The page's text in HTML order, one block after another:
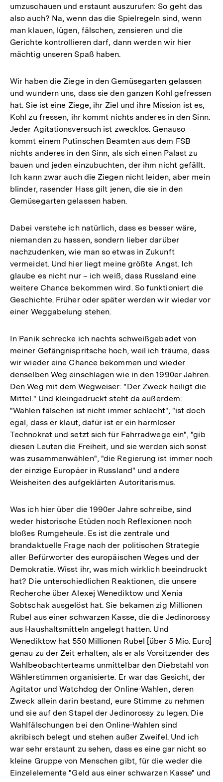
umzuschauen und erstaunt auszurufen: So geht das
also auch? Na, wenn das die Spielregeln sind, wenn
man klauen, lügen, fälschen, zensieren und die
Gerichte kontrollieren darf, dann werden wir hier
mächtig unseren Spaß haben.
Wir haben die Ziege in den Gemüsegarten gelassen
und wundern uns, dass sie den ganzen Kohl gefressen
hat. Sie ist eine Ziege, ihr Ziel und ihre Mission ist es,
Kohl zu fressen, ihr kommt nichts anderes in den Sinn.
Jeder Agitationsversuch ist zwecklos. Genauso
kommt einem Putinschen Beamten aus dem FSB
nichts anderes in den Sinn, als sich einen Palast zu
bauen und jeden einzubuchten, der ihm nicht gefällt.
Ich kann zwar auch die Ziegen nicht leiden, aber mein
blinder, rasender Hass gilt jenen, die sie in den
Gemüsegarten gelassen haben.
Dabei verstehe ich natürlich, dass es besser wäre,
niemanden zu hassen, sondern lieber darüber
nachzudenken, wie man so etwas in Zukunft
vermeidet. Und hier liegt meine größte Angst. Ich
glaube es nicht nur – ich weiß, dass Russland eine
weitere Chance bekommen wird. So funktioniert die
Geschichte. Früher oder später werden wir wieder vor
einer Weggabelung stehen.
In Panik schrecke ich nachts schweißgebadet von
meiner Gefängnispritsche hoch, weil ich träume, dass
wir wieder eine Chance bekommen und wieder
denselben Weg einschlagen wie in den 1990er Jahren.
Den Weg mit dem Wegweiser: "Der Zweck heiligt die
Mittel." Und kleingedruckt steht da außerdem:
"Wahlen fälschen ist nicht immer schlecht", "ist doch
egal, dass er klaut, dafür ist er ein harmloser
Technokrat und setzt sich für Fahrradwege ein", "gib
diesen Leuten die Freiheit, und sie werden sich sonst
was zusammenwählen", "die Regierung ist immer noch
der einzige Europäer in Russland" und andere
Weisheiten des aufgeklärten Autoritarismus.
Was ich hier über die 1990er Jahre schreibe, sind
weder historische Etüden noch Reflexionen noch
bloßes Rumgeheule. Es ist die zentrale und
brandaktuelle Frage nach der politischen Strategie
aller Befürworter des europäischen Weges und der
Demokratie. Wisst ihr, was mich wirklich beeindruckt
hat? Die unterschiedlichen Reaktionen, die unsere
Recherche über Alexej Wenediktow und Xenia
Sobtschak ausgelöst hat. Sie bekamen zig Millionen
Rubel aus einer schwarzen Kasse, die die Jedinorossy
aus Haushaltsmitteln angelegt hatten. Und
Wenediktow hat 550 Millionen Rubel [über 5 Mio. Euro]
genau zu der Zeit erhalten, als er als Vorsitzender des
Wahlbeobachterteams unmittelbar den Diebstahl von
Wählerstimmen organisierte. Er war das Gesicht, der
Agitator und Watchdog der Online-Wahlen, deren
Zweck allein darin bestand, eure Stimme zu nehmen
und sie auf den Stapel der Jedinorossy zu legen. Die
Wahlfälschungen bei den Online-Wahlen sind
akribisch belegt und stehen außer Zweifel. Und ich
war sehr erstaunt zu sehen, dass es eine gar nicht so
kleine Gruppe von Menschen gibt, für die weder die
Einzelelemente "Geld aus einer schwarzen Kasse" und